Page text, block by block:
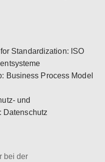
Standardization: ISO
Business Process Model
und
Datenschutz
bei der